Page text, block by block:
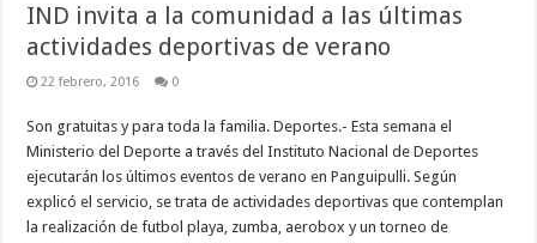
IND invita a la comunidad a las últimas
actividades deportivas de verano
22 febrero, 2016 0
Son gratuitas y para toda la familia. Deportes.- Esta semana el
Ministerio del Deporte a través del Instituto Nacional de Deportes
ejecutarán los últimos eventos de verano en Panguipulli. Según
explicó el servicio, se trata de actividades deportivas que contemplan
la realización de futbol playa, zumba, aerobox y un torneo de